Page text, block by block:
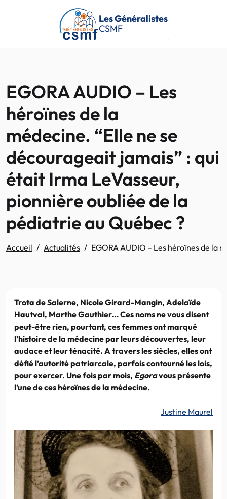
Passer au contenu principal
Les Généralistes
CSMF
EGORA AUDIO – Les
héroïnes de la
médecine. “Elle ne se
décourageait jamais” : qui
était Irma LeVasseur,
pionnière oubliée de la
pédiatrie au Québec ?
Accueil Actualités EGORA AUDIO – Les héroïnes de la
Trota de Salerne, Nicole Girard-Mangin, Adelaïde
Hautval, Marthe Gauthier… Ces noms ne vous disent
peut-être rien, pourtant, ces femmes ont marqué
l’histoire de la médecine par leurs découvertes, leur
audace et leur ténacité. A travers les siècles, elles ont
défié l’autorité patriarcale, parfois contourné les lois,
pour exercer. Une fois par mois, Egoravous présente
l’une de ces héroïnes de la médecine.
Justine Maurel